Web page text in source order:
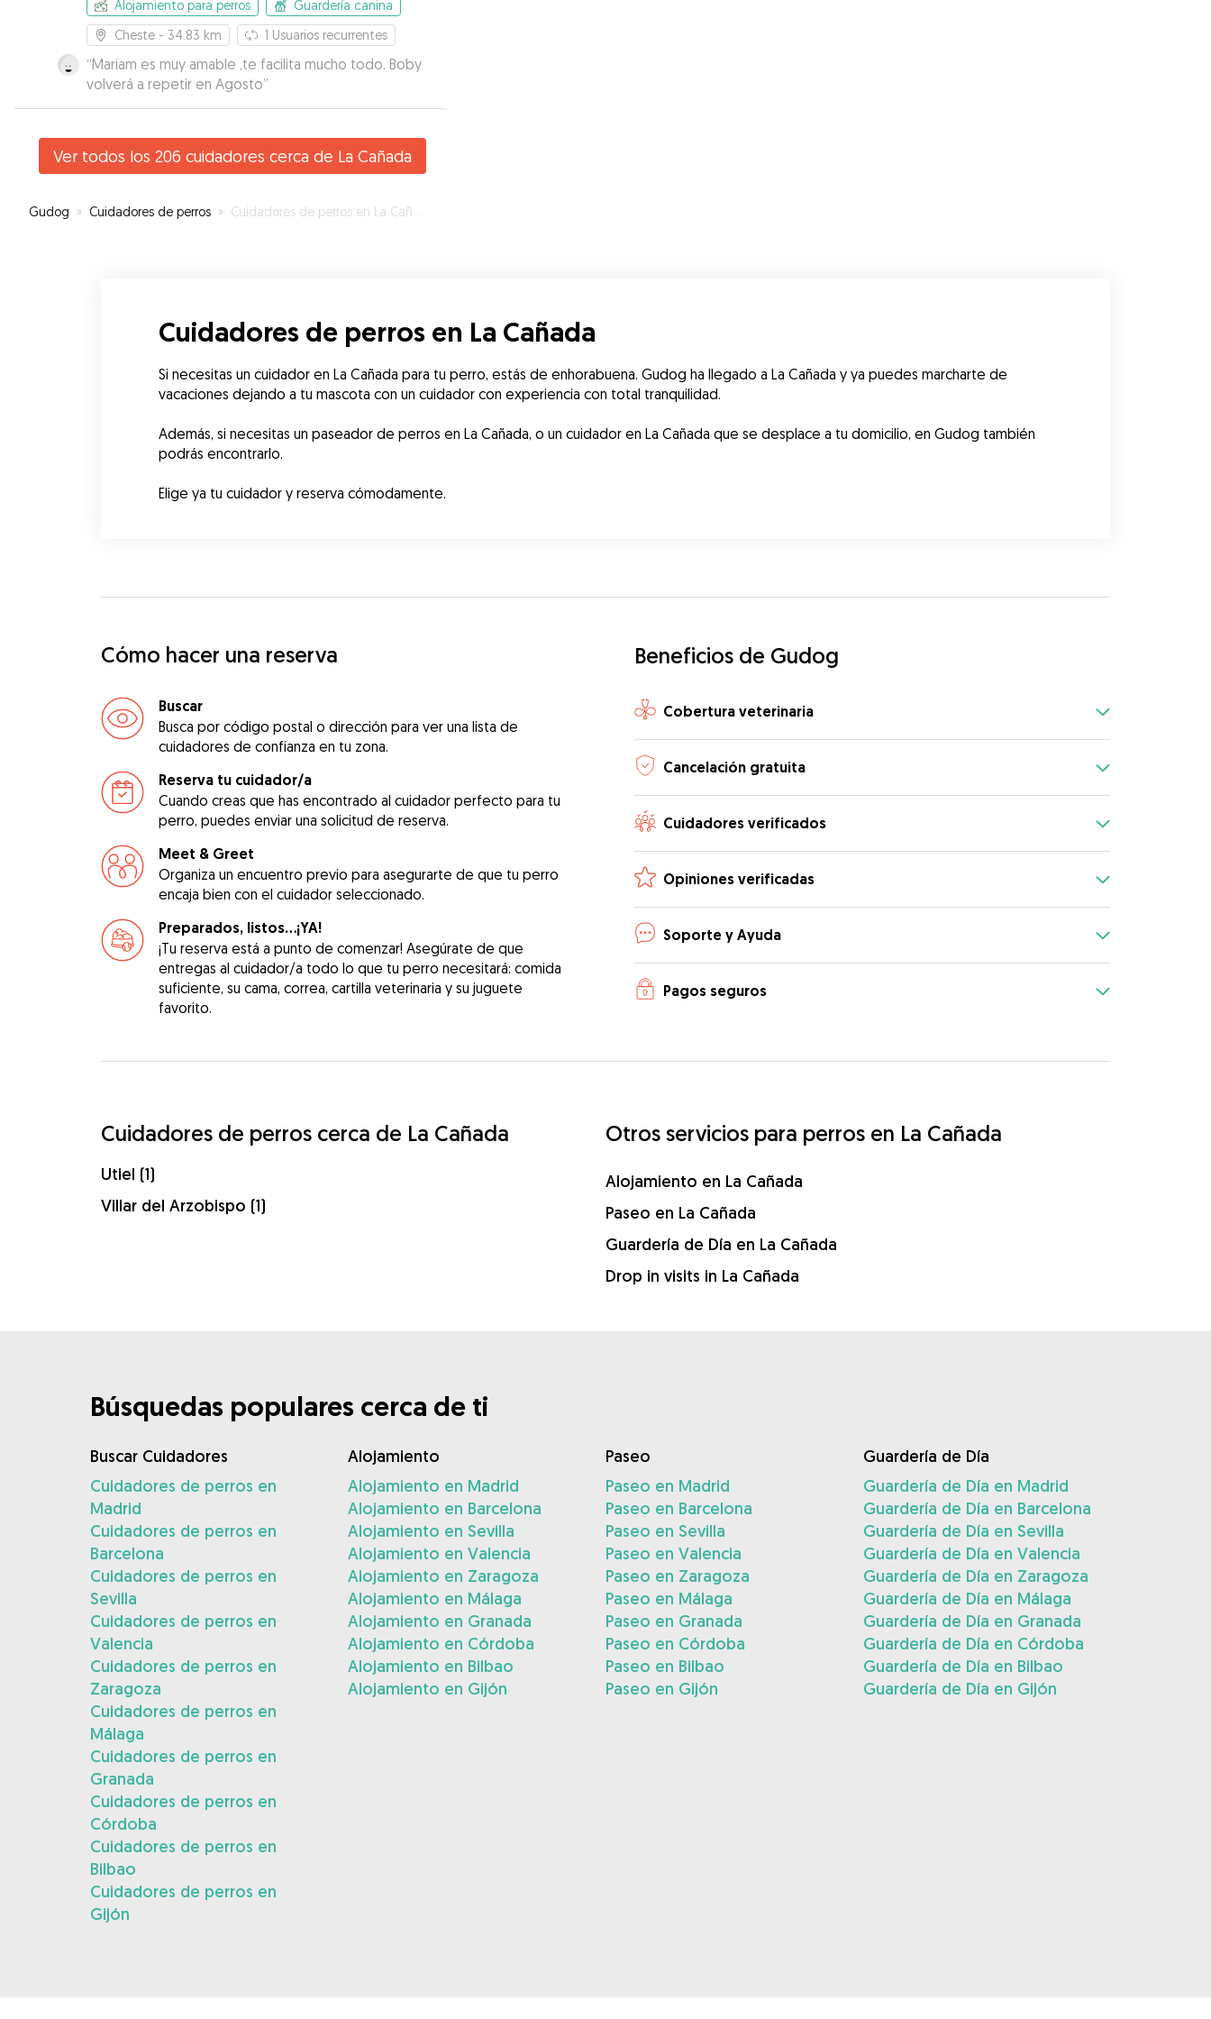
Alojamiento para perros
Guardería canina
Cheste - 34.83 km 1 Usuarios recurrentes
“Mariam es muy amable ,te facilita mucho todo. Boby
volverá a repetir en Agosto”
Ver todos los 206 cuidadores cerca de La Cañada
Gudog » Cuidadores de perros » Cuidadores de perros en La Cañada
Cuidadores de perros en La Cañada
Si necesitas un cuidador en La Cañada para tu perro, estás de enhorabuena. Gudog ha llegado a La Cañada y ya puedes marcharte de
vacaciones dejando a tu mascota con un cuidador con experiencia con total tranquilidad.
Además, si necesitas un paseador de perros en La Cañada, o un cuidador en La Cañada que se desplace a tu domicilio, en Gudog también
podrás encontrarlo.
Elige ya tu cuidador y reserva cómodamente.
Cómo hacer una reserva
Buscar
Busca por código postal o dirección para ver una lista de
cuidadores de confianza en tu zona.
Reserva tu cuidador/a
Cuando creas que has encontrado al cuidador perfecto para tu
perro, puedes enviar una solicitud de reserva.
Meet & Greet
Organiza un encuentro previo para asegurarte de que tu perro
encaja bien con el cuidador seleccionado.
Preparados, listos...¡YA!
¡Tu reserva está a punto de comenzar! Asegúrate de que
entregas al cuidador/a todo lo que tu perro necesitará: comida
suficiente, su cama, correa, cartilla veterinaria y su juguete
favorito.
Beneficios de Gudog
Cobertura veterinaria
Cancelación gratuita
Cuidadores verificados
Opiniones verificadas
Soporte y Ayuda
Pagos seguros
Cuidadores de perros cerca de La Cañada
Utiel (1)
Villar del Arzobispo (1)
Otros servicios para perros en La Cañada
Alojamiento en La Cañada
Paseo en La Cañada
Guardería de Día en La Cañada
Drop in visits in La Cañada
Búsquedas populares cerca de ti
Buscar Cuidadores
Cuidadores de perros en
Madrid
Cuidadores de perros en
Barcelona
Cuidadores de perros en
Sevilla
Cuidadores de perros en
Valencia
Cuidadores de perros en
Zaragoza
Cuidadores de perros en
Málaga
Cuidadores de perros en
Granada
Cuidadores de perros en
Córdoba
Cuidadores de perros en
Bilbao
Cuidadores de perros en
Gijón
Alojamiento
Alojamiento en Madrid
Alojamiento en Barcelona
Alojamiento en Sevilla
Alojamiento en Valencia
Alojamiento en Zaragoza
Alojamiento en Málaga
Alojamiento en Granada
Alojamiento en Córdoba
Alojamiento en Bilbao
Alojamiento en Gijón
Paseo
Paseo en Madrid
Paseo en Barcelona
Paseo en Sevilla
Paseo en Valencia
Paseo en Zaragoza
Paseo en Málaga
Paseo en Granada
Paseo en Córdoba
Paseo en Bilbao
Paseo en Gijón
Guardería de Día
Guardería de Día en Madrid
Guardería de Día en Barcelona
Guardería de Día en Sevilla
Guardería de Día en Valencia
Guardería de Día en Zaragoza
Guardería de Día en Málaga
Guardería de Día en Granada
Guardería de Día en Córdoba
Guardería de Día en Bilbao
Guardería de Día en Gijón